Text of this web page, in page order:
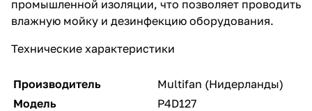
промышленной изоляции, что позволяет проводить
влажную мойку и дезинфекцию оборудования.
Технические характеристики
Производитель
Multifan (Нидерланды)
Модель
P4D127